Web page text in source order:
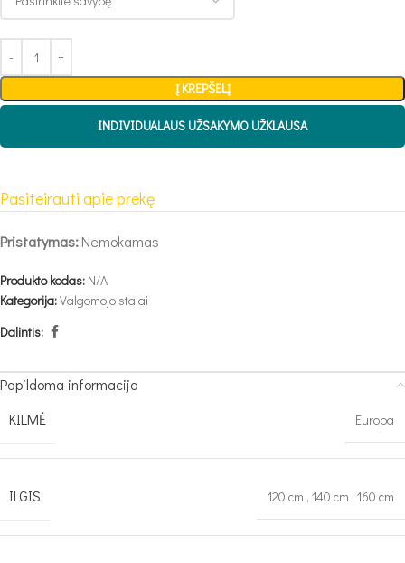
Į KREPŠELĮ
INDIVIDUALAUS UŽSAKYMO UŽKLAUSA
Pasiteirauti apie prekę
Pristatymas:Nemokamas
Produkto kodas: N/A
Kategorija:Valgomojo stalai
Dalintis:
Papildoma informacija
KILMĖ
Europa
ILGIS 120 cm , 140 cm , 160 cm